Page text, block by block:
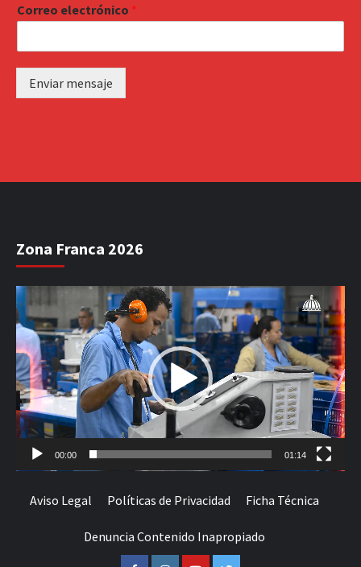
Correo electrónico *
Enviar mensaje
Zona Franca 2026
Reproductor
de
vídeo
00:00 01:14
Aviso Legal Políticas de Privacidad Ficha Técnica
Denuncia Contenido Inapropiado